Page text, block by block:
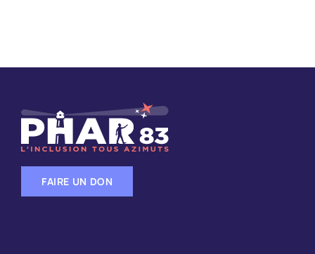
FAIRE UN DON